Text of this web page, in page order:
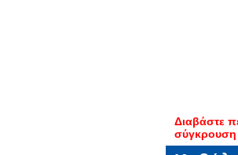
Διαβάστε